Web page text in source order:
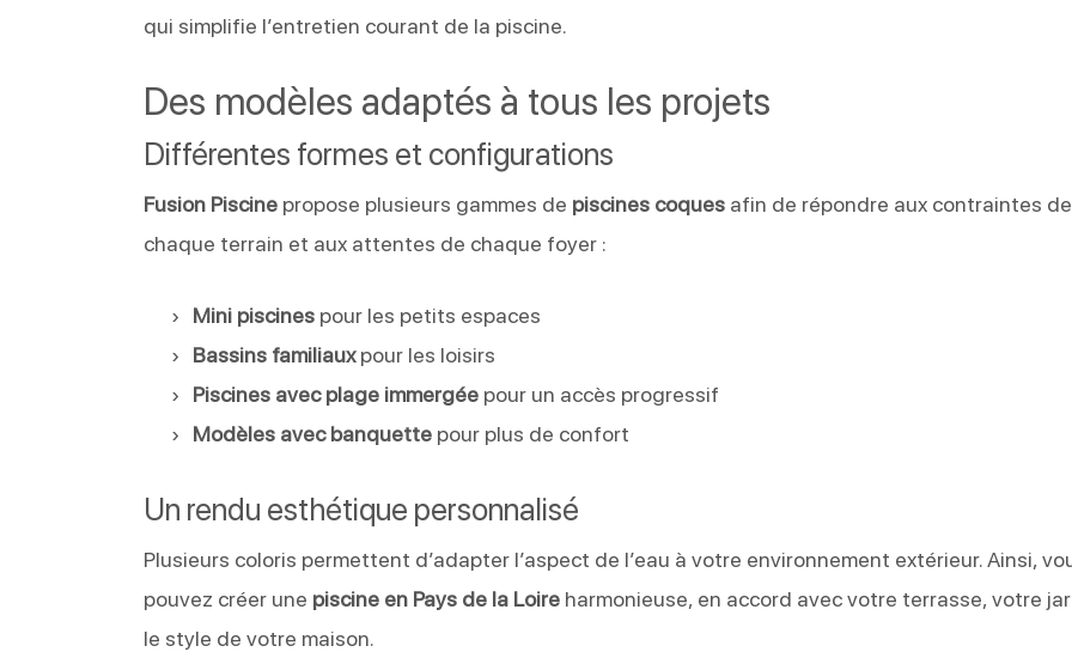
qui simplifie l’entretien courant de la piscine.
Des modèles adaptés à tous les projets
Différentes formes et configurations
Fusion Piscine propose plusieurs gammes de piscines coques afin de répondre aux contraintes de
chaque terrain et aux attentes de chaque foyer :
Mini piscines pour les petits espaces
Bassins familiauxpour les loisirs
Piscines avec plage immergée pour un accès progressif
Modèles avec banquette pour plus de confort
Un rendu esthétique personnalisé
Plusieurs coloris permettent d’adapter l’aspect de l’eau à votre environnement extérieur. Ainsi,
pouvez créer une piscine en Pays de la Loire harmonieuse, en accord avec votre terrasse, votre
le style de votre maison.